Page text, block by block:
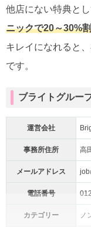
他店にない特典と
ニックで20～30%
キレイになれると
です。
ブライトグルー
運営会社
事務所住所 高
メールアドレス
電話番号
カテゴリー ノ